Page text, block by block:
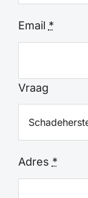
Email *
Vraag
Adres *